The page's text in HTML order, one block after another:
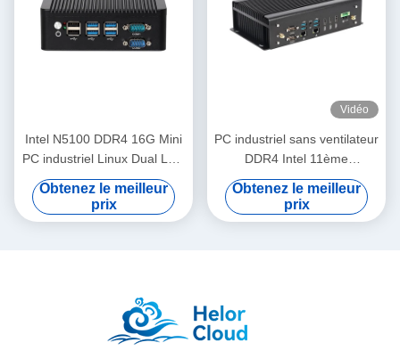
Intel N5100 DDR4 16G Mini
PC industriel Linux Dual LAN
4COM Pour l'affichage
numérique KIOSK
Obtenez le meilleur
prix
Vidéo
PC industriel sans ventilateur
DDR4 Intel 11ème
génération Core i7 10870H
Mini PC avec GPIO Dual
LAN 6COM
Obtenez le meilleur
prix